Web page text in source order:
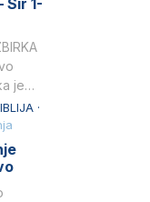
s
Sir 1-
je
·